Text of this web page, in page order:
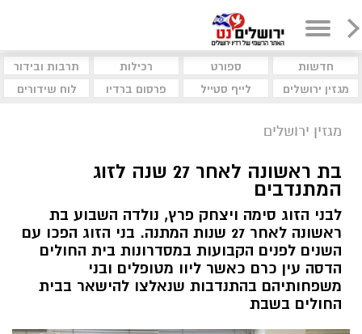
חדשות ספורט רכילות
תרבות ובידור
מגזין ירושלים
לייף סטייל פרסום ברדיו לוח שידורים
מגזין ירושלים
בת ראשונה לאחר 27 שנה לזוג
המתנדבים
לבני הזוג סימה ויצחק פרץ, נולדה השבוע בת
ראשונה לאחר 27 שנות המתנה. בני הזוג הפכו עם
השנים לפנים הקבועות במסדרונות בית החולים
הדסה עין כרם כאשר ליוו מטופלים ובני
משפחותיהם בהתנדבות שנאלצו להישאר בבית
החולים בשבת